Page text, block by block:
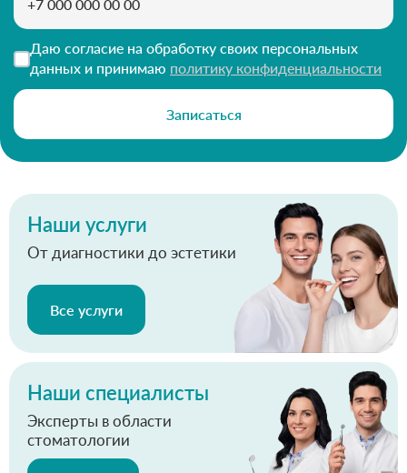
Даю согласие на обработку своих персональных
данных и принимаю политику конфиденциальности
Записаться
Наши услуги
От диагностики до эстетики
Все услуги
Наши специалисты
Эксперты в области
стоматологии